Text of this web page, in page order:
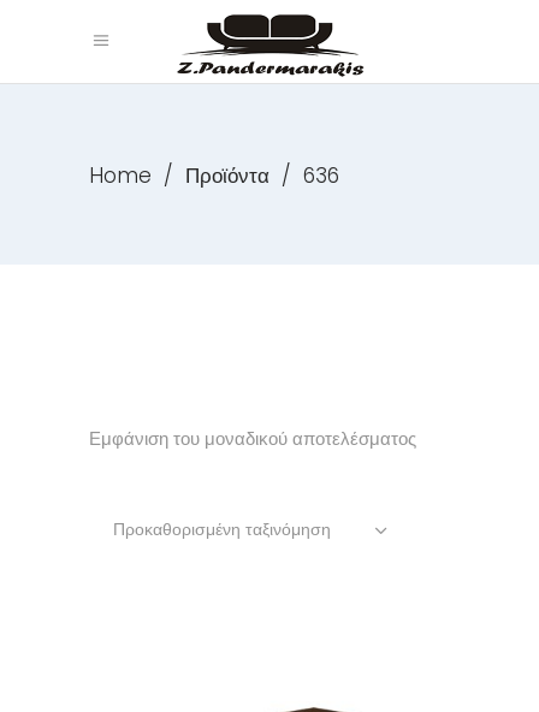
Home / Προϊόντα / 636
Εμφάνιση του μοναδικού αποτελέσματος
Προκαθορισμένη ταξινόμηση